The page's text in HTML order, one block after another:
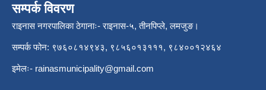
सम्पर्क विवरण
राइनास नगरपालिका ठेगानाः- राइनास-५, तीनपिप्ले, लमजुङ।
सम्पर्क फोन: ९७६०८१४९४३, ९८५६०१३१११, ९८४००१२४६४
इमेलः- rainasmunicipality@gmail.com